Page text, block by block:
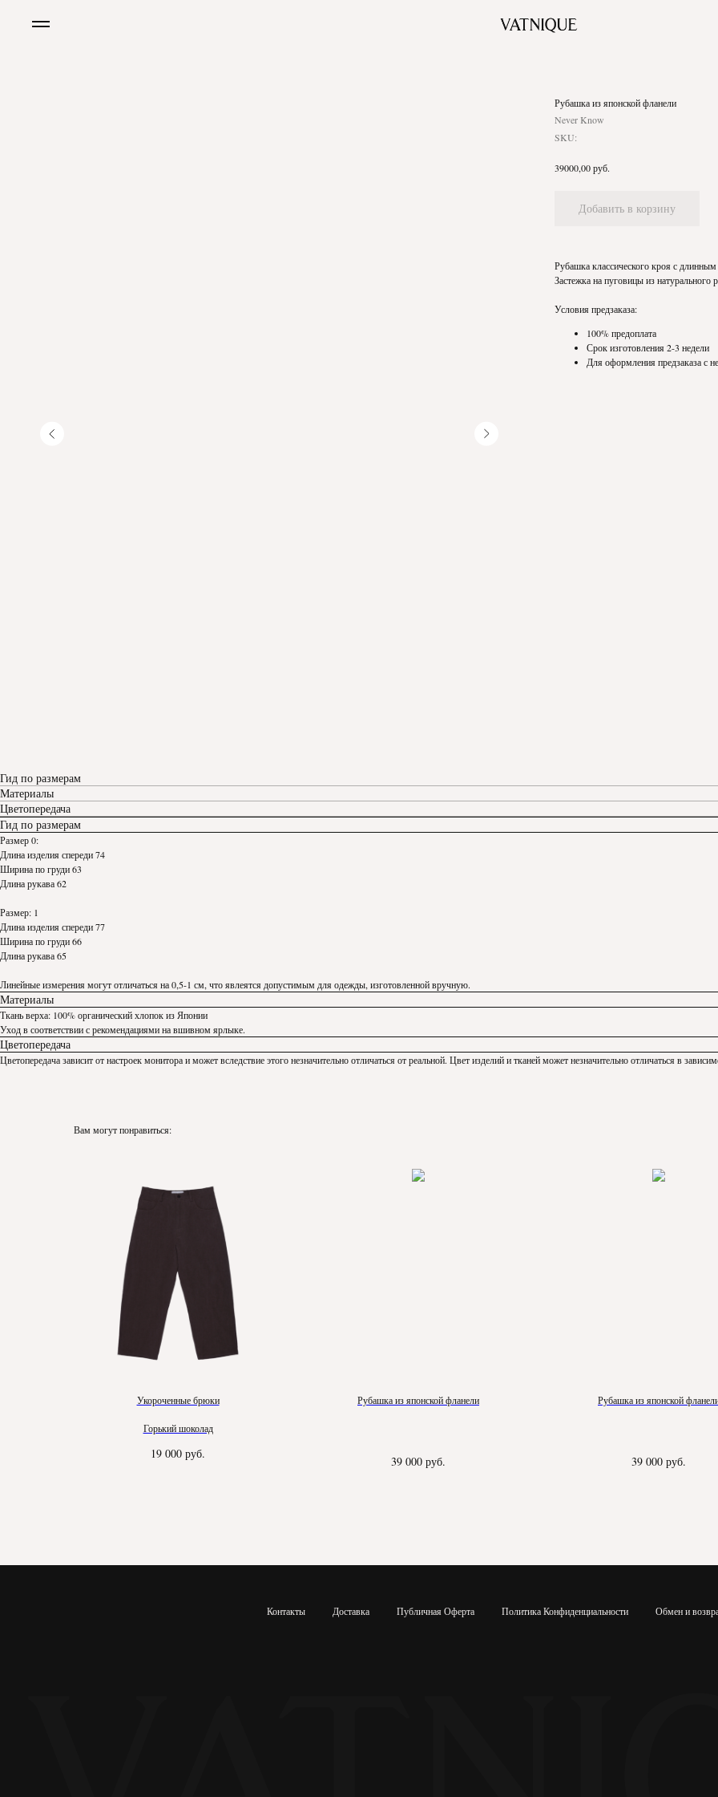
Рубашка из японской фланели
Never Know
SKU:
39000,00руб.
Добавить в корзину
Рубашка классического кроя с
Застежка на пуговицы из
Условия предзаказа:
100% предоплата
Срок изготовления 2-3 недели
Для оформления предзаказа с
Гид по размерам
Материалы
Цветопередача
Гид по размерам
Размер 0:
Длина изделия спереди 74
Ширина по груди 63
Длина рукава 62
Размер: 1
Длина изделия спереди 77
Ширина по груди 66
Длина рукава 65
Линейные измерения могут отличаться на 0,5-1 см, что явлеятся допустимым для одежды, изготовленной вручную.
Материалы
Ткань верха: 100% органический хлопок из Японии
Уход в соответствии с рекомендациями на вшивном ярлыке.
Цветопередача
Цветопередача зависит от настроек монитора и может вследствие этого незначительно отличаться от реальной. Цвет изделий и тканей может незначительно отличаться в
Вам могут понравиться:
Укороченные брюки
Горький шоколад
19 000 руб.
Рубашка из японской фланели
39 000 руб.
Рубашка из японской
39 000 руб.
Контакты Доставка Публичная Оферта Политика Конфиденциальности Обмен и